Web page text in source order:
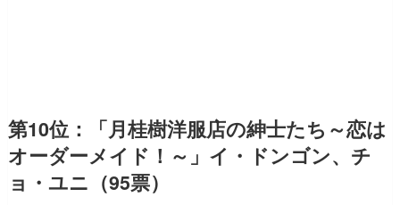
第10位：「月桂樹洋服店の紳士たち～恋は
オーダーメイド！～」イ・ドンゴン、チ
ョ・ユニ（95票）